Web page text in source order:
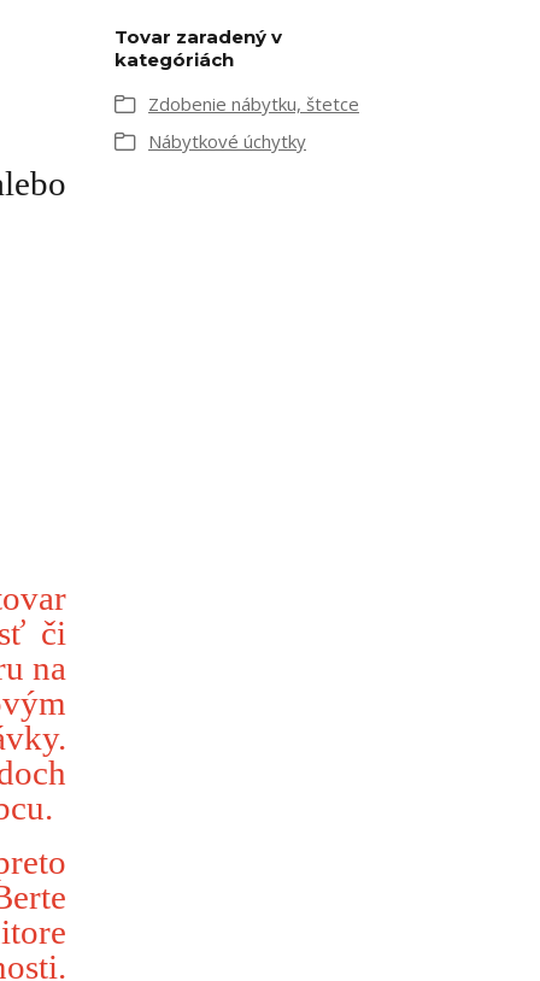
či
na
Tovar zaradený v
kategóriách
Zdobenie nábytku, štetce
Nábytkové úchytky